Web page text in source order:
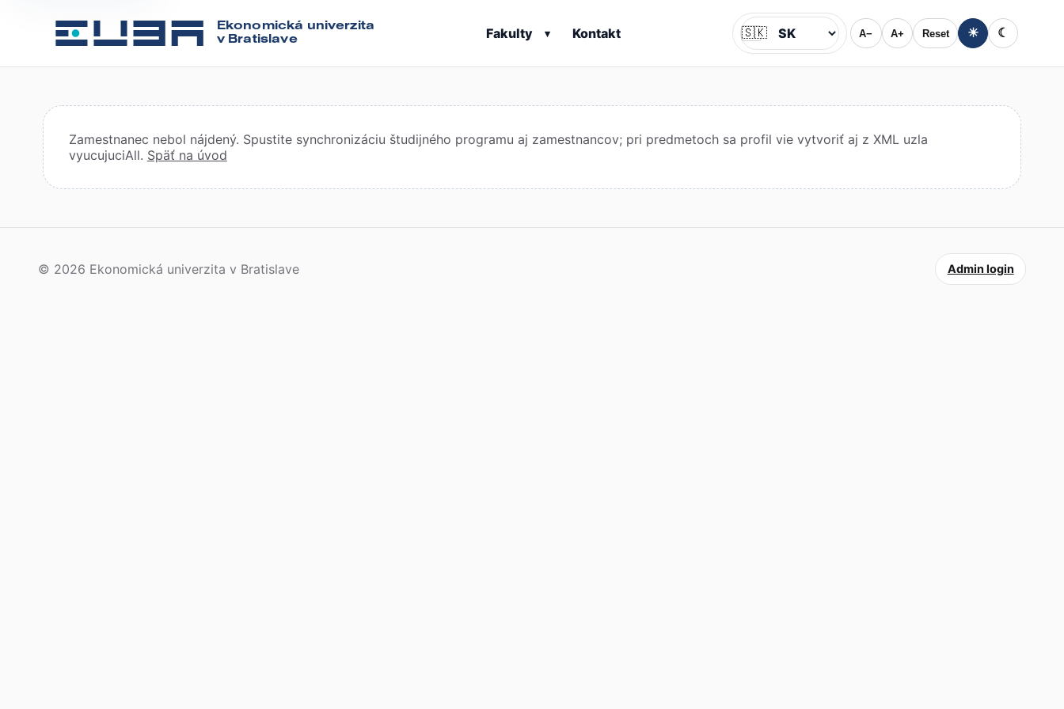
Ekonomická univerzita
v Bratislave
Fakulty ▾ Kontakt Jazyk
🇸🇰 A− A+ Reset ☀ ☾
Zamestnanec nebol nájdený. Spustite synchronizáciu študijného programu aj zamestnancov; pri predmetoch sa profil vie vytvoriť aj z XML uzla
vyucujuciAll. Späť na úvod
© 2026 Ekonomická univerzita v Bratislave Admin login